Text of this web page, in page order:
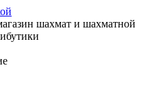
шахмат и шахматной